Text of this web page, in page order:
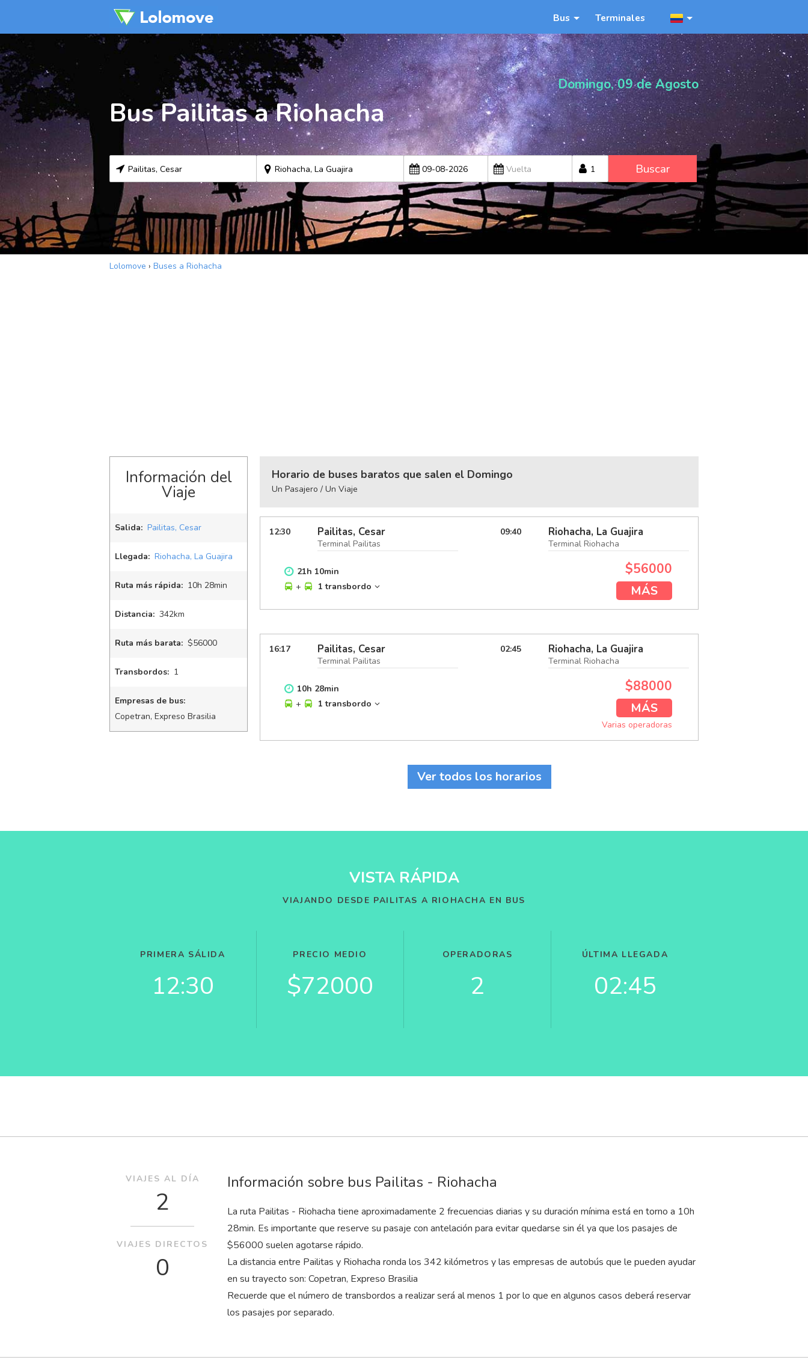
Bus Terminales
Domingo, 09 de Agosto
Bus Pailitas a Riohacha
Buscar
Lolomove › Buses a Riohacha
Información del
Viaje
Salida: Pailitas, Cesar
Llegada: Riohacha, La Guajira
Ruta más rápida: 10h 28min
Distancia: 342km
Ruta más barata: $56000
Transbordos: 1
Empresas de bus:
Copetran, Expreso Brasilia
Horario de buses baratos que salen el Domingo
Un Pasajero / Un Viaje
12:30 Pailitas, Cesar
Terminal Pailitas
09:40 Riohacha, La Guajira
Terminal Riohacha
21h 10min
+
1 transbordo
$56000
MÁS
16:17 Pailitas, Cesar
Terminal Pailitas
02:45 Riohacha, La Guajira
Terminal Riohacha
10h 28min
+
1 transbordo
$88000
MÁS
Varias operadoras
Ver todos los horarios
VISTA RÁPIDA
VIAJANDO DESDE PAILITAS A RIOHACHA EN BUS
PRIMERA SÁLIDA
12:30
PRECIO MEDIO
$72000
OPERADORAS
2
ÚLTIMA LLEGADA
02:45
Información sobre bus Pailitas - Riohacha
La ruta Pailitas - Riohacha tiene aproximadamente 2 frecuencias diarias y su duración mínima está en torno a 10h
28min. Es importante que reserve su pasaje con antelación para evitar quedarse sin él ya que los pasajes de
$56000 suelen agotarse rápido.
La distancia entre Pailitas y Riohacha ronda los 342 kilómetros y las empresas de autobús que le pueden ayudar
en su trayecto son: Copetran, Expreso Brasilia
Recuerde que el número de transbordos a realizar será al menos 1 por lo que en algunos casos deberá reservar
los pasajes por separado.
VIAJES AL DÍA
2
VIAJES DIRECTOS
0